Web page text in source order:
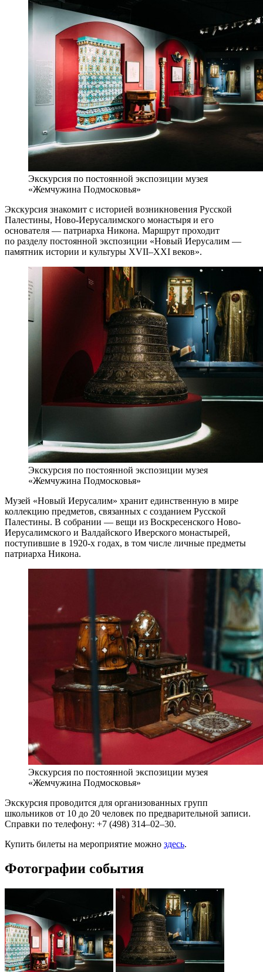
Экскурсия по постоянной экспозиции музея
«Жемчужина Подмосковья»
Экскурсия знакомит с историей возникновения Русской
Палестины, Ново-Иерусалимского монастыря и его
основателя — патриарха Никона. Маршрут проходит
по разделу постоянной экспозиции «Новый Иерусалим —
памятник истории и культуры XVII–XXI веков».
Экскурсия по постоянной экспозиции музея
«Жемчужина Подмосковья»
Музей «Новый Иерусалим» хранит единственную в мире
коллекцию предметов, связанных с созданием Русской
Палестины. В собрании — вещи из Воскресенского Ново-
Иерусалимского и Валдайского Иверского монастырей,
поступившие в 1920-х годах, в том числе личные предметы
патриарха Никона.
Экскурсия по постоянной экспозиции музея
«Жемчужина Подмосковья»
Экскурсия проводится для организованных групп
школьников от 10 до 20 человек по предварительной записи.
Справки по телефону: +7 (498) 314–02–30.
Купить билеты на мероприятие можно здесь.
Фотографии события